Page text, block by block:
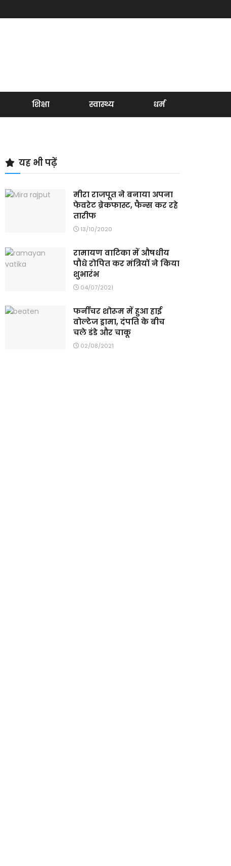
शिक्षा स्वास्थ्य धर्म
यह भी पढ़ें
मीरा राजपूत ने बनाया अपना
फेवरेट ब्रेकफास्ट, फैन्स कर रहे
तारीफ
13/10/2020
रामायण वाटिका में औषधीय
पौधे रोपित कर मंत्रियों ने किया
शुभारंभ
04/07/2021
फर्नीचर शोरूम में हुआ हाई
वोल्टेज ड्रामा, दंपति के बीच
चले डंडे और चाकू
02/08/2021